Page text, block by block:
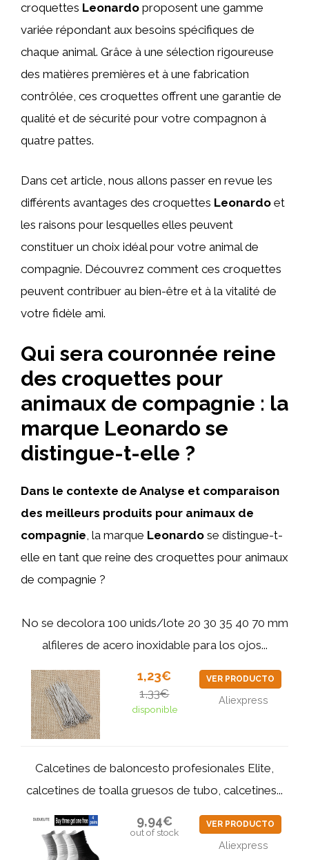
croquettes Leonardo proposent une gamme
variée répondant aux besoins spécifiques de
chaque animal. Grâce à une sélection rigoureuse
des matières premières et à une fabrication
contrôlée, ces croquettes offrent une garantie de
qualité et de sécurité pour votre compagnon à
quatre pattes.
Dans cet article, nous allons passer en revue les
différents avantages des croquettes Leonardo et
les raisons pour lesquelles elles peuvent
constituer un choix idéal pour votre animal de
compagnie. Découvrez comment ces croquettes
peuvent contribuer au bien-être et à la vitalité de
votre fidèle ami.
Qui sera couronnée reine
des croquettes pour
animaux de compagnie : la
marque Leonardo se
distingue-t-elle ?
Dans le contexte de Analyse et comparaison
des meilleurs produits pour animaux de
compagnie, la marque Leonardo se distingue-t-
elle en tant que reine des croquettes pour animaux
de compagnie ?
No se decolora 100 unids/lote 20 30 35 40 70 mm
alfileres de acero inoxidable para los ojos...
1,23€
1,33€
disponible
VER PRODUCTO
Aliexpress
Calcetines de baloncesto profesionales Elite,
calcetines de toalla gruesos de tubo, calcetines...
9,94€
out of stock
VER PRODUCTO
Aliexpress